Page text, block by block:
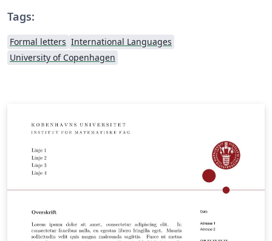
Tags:
Formal letters International Languages
University of Copenhagen